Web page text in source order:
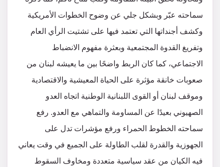
سماحته عبّر وبشكل جلي عن وضوح الخطوات الأمريكية
وكشف أجنداتها التي تعتمد فيها على تشتيت الرأي العام
وتفريغ القدوة المجتمعية وبعثرة مفهوم الانضباط
الاجتماعي، كما كان الربط واضحًا بين ما يعيشه لبنان من
صعوبات خانقة مؤثرة على الحياة المعيشية والاقتصادية
وموقف لبنان أو القوى اللبنانية الوطنية اتجاه العدو
الصهيوني بعيدًا عن المساومة والتماهي مع العدو. رفع
سماحته الخطوط الحمراء ورفع مؤشرات تدل على
الجهوزية والقدرة لقلب الطاولة على الجميع في وقت يعاني
فيه الكيان من عقد سياسية متعددة ومخاوف السقوط